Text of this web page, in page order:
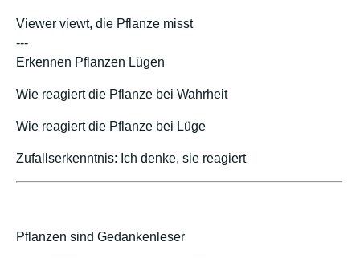
Viewer viewt, die Pflanze misst
---
Erkennen Pflanzen Lügen
Wie reagiert die Pflanze bei Wahrheit
Wie reagiert die Pflanze bei Lüge
Zufallserkenntnis: Ich denke, sie reagiert
Pflanzen sind Gedankenleser